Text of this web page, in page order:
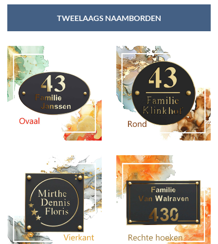
TWEELAAGS NAAMBORDEN